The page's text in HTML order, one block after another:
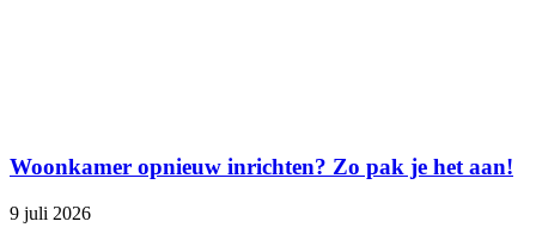
Woonkamer opnieuw inrichten? Zo pak je het aan!
9 juli 2026